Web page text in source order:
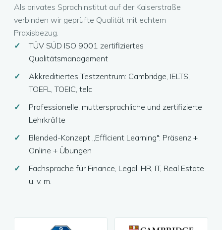
Als privates Sprachinstitut auf der Kaiserstraße
verbinden wir geprüfte Qualität mit echtem
Praxisbezug.
TÜV SÜD ISO 9001 zertifiziertes
Qualitätsmanagement
Akkreditiertes Testzentrum: Cambridge, IELTS,
TOEFL, TOEIC, telc
Professionelle, muttersprachliche und zertifizierte
Lehrkräfte
Blended-Konzept „Efficient Learning": Präsenz +
Online + Übungen
Fachsprache für Finance, Legal, HR, IT, Real Estate
u. v. m.